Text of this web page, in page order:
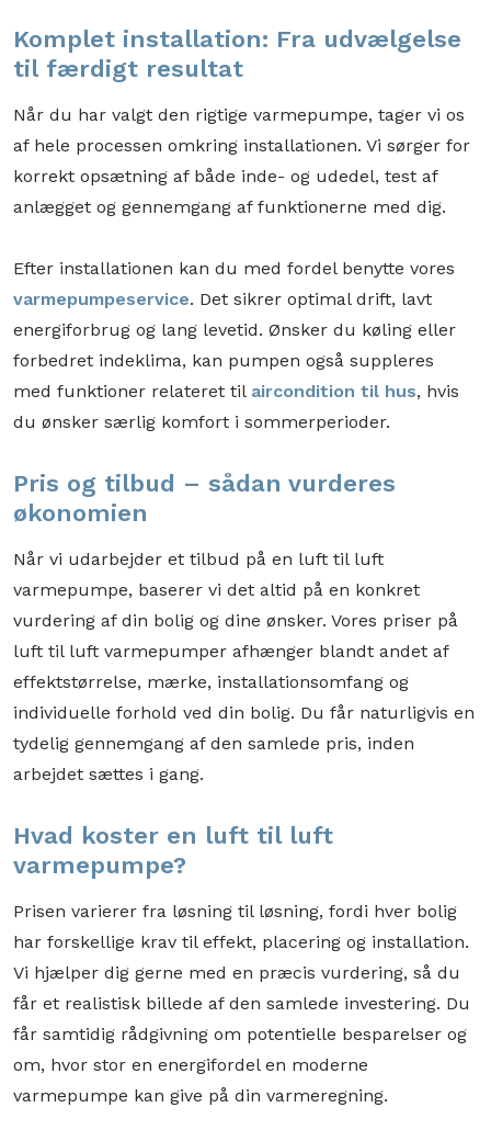
Komplet installation: Fra udvælgelse
til færdigt resultat
Når du har valgt den rigtige varmepumpe, tager vi os
af hele processen omkring installationen. Vi sørger for
korrekt opsætning af både inde- og udedel, test af
anlægget og gennemgang af funktionerne med dig.
Efter installationen kan du med fordel benytte vores
varmepumpeservice. Det sikrer optimal drift, lavt
energiforbrug og lang levetid. Ønsker du køling eller
forbedret indeklima, kan pumpen også suppleres
med funktioner relateret til aircondition til hus, hvis
du ønsker særlig komfort i sommerperioder.
Pris og tilbud – sådan vurderes
økonomien
Når vi udarbejder et tilbud på en luft til luft
varmepumpe, baserer vi det altid på en konkret
vurdering af din bolig og dine ønsker. Vores priser på
luft til luft varmepumper afhænger blandt andet af
effektstørrelse, mærke, installationsomfang og
individuelle forhold ved din bolig. Du får naturligvis en
tydelig gennemgang af den samlede pris, inden
arbejdet sættes i gang.
Hvad koster en luft til luft
varmepumpe?
Prisen varierer fra løsning til løsning, fordi hver bolig
har forskellige krav til effekt, placering og installation.
Vi hjælper dig gerne med en præcis vurdering, så du
får et realistisk billede af den samlede investering. Du
får samtidig rådgivning om potentielle besparelser og
om, hvor stor en energifordel en moderne
varmepumpe kan give på din varmeregning.